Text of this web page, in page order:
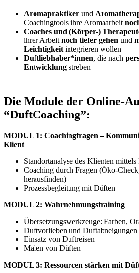
Aromapraktiker und
Coachingtools ihre Aromaarbeit
Coaches und (Körper-)
ihrer Arbeit noch tiefer gehen und
Leichtigkeit integrieren wollen
Duftliebhaber*innen, die nach
Entwicklung streben
Die Module der Online-
“DuftCoaching”:
MODUL 1: Coachingfragen –
Klient
Standortanalyse des Klienten
Coaching durch Fragen (Öko-
herausfinden)
Prozessbegleitung mit Düften
MODUL 2: Wahrnehmungstraining
Übersetzungswerkzeuge: Farben,
Duftvorlieben und Duftabneigungen
Einsatz von Duftreisen
Malen von Düften
MODUL 3: Ressourcen stärken mit